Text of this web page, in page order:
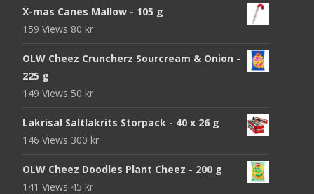
X-mas Canes Mallow - 105 g
159 Views 80 kr
OLW Cheez Cruncherz Sourcream & Onion -
225 g
149 Views 50 kr
Lakrisal Saltlakrits Storpack - 40 x 26 g
146 Views 300 kr
OLW Cheez Doodles Plant Cheez - 200 g
141 Views 45 kr